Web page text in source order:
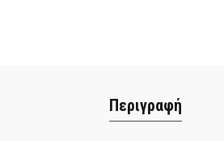
Περιγραφή